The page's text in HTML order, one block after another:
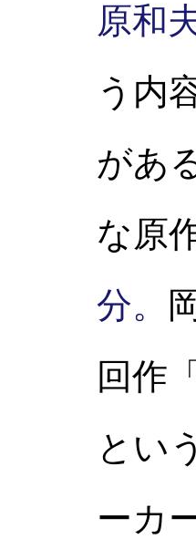
原和
う内
があ
な原
分。
回作
とい
ーカ